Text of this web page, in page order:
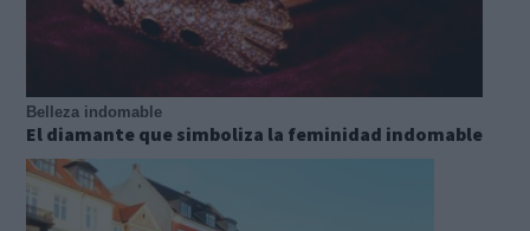
Belleza indomable
El diamante que simboliza la feminidad indomable